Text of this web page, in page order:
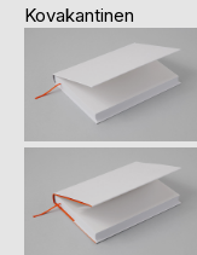
Kovakantinen